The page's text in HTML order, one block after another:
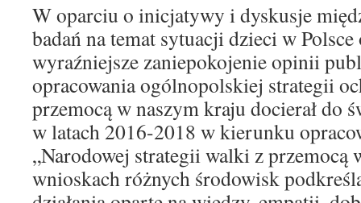
W oparciu o inicjatywy i dyskusje
badań na temat sytuacji dzieci w Polsce
wyraźniejsze zaniepokojenie opinii
opracowania ogólnopolskiej strategii
przemocą w naszym kraju docierał do
w latach 2016-2018 w kierunku
„Narodowej strategii walki z przemocą
wnioskach różnych środowisk